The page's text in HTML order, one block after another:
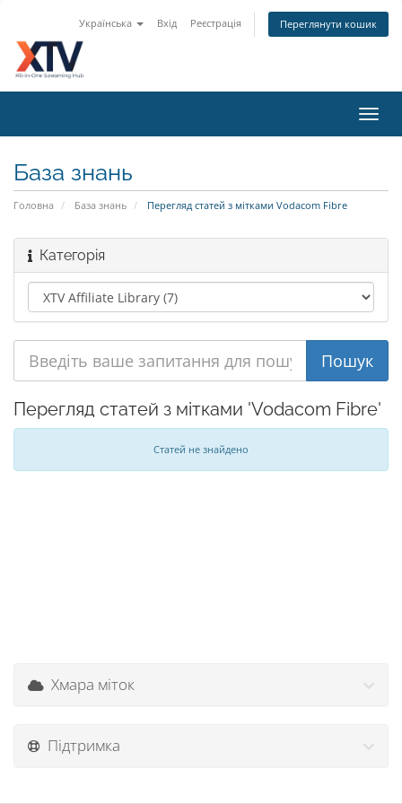
Українська Вхід Реєстрація Переглянути кошик
База знань
Головна База знань Перегляд статей з мітками Vodacom Fibre
Категорія
Перегляд статей з мітками 'Vodacom Fibre'
Статей не знайдено
Хмара міток
Підтримка